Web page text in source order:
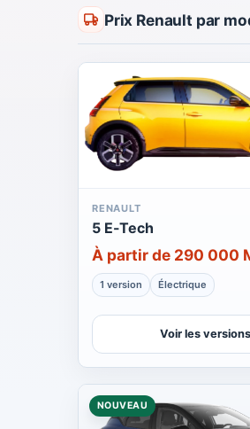
Prix Renault par
RENAULT
5 E-Tech
À partir de 290 000
1 version Électrique
Voir les versions
NOUVEAU